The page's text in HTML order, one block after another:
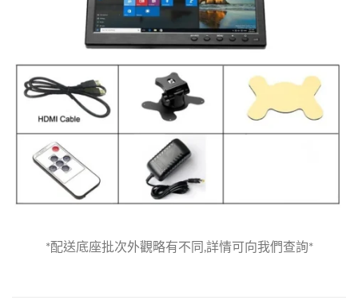
*配送底座批次外觀略有不同,詳情可向我們查詢*